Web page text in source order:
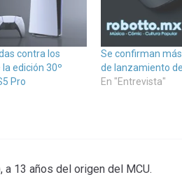
contra los
edición 30º
Pro
Se confirman
de lanzamiento
En "Entrevista"
a 13 años del origen del MCU.